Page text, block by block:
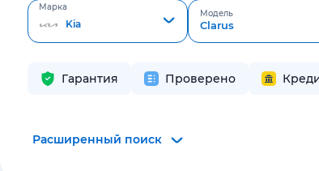
Марка
Kia
Модель
Clarus
Гарантия Проверено
Расширенный поиск